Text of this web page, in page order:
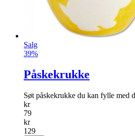
Salg
39%
Påskekrukke
Søt påskekrukke du kan fylle med
kr
79
kr
129